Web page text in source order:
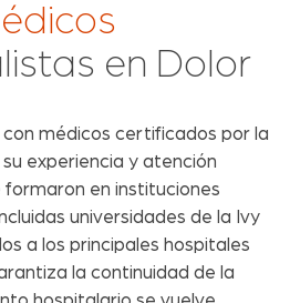
en Dolor
médicos certificados por la
experiencia y atención
formaron en instituciones
universidades de la Ivy
a los principales hospitales
la continuidad de la